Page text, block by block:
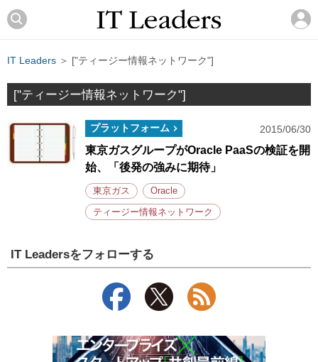
IT Leaders ＞ ["ティージー情報ネットワーク"]
["ティージー情報ネットワーク"]
プラットフォーム 2015/06/30
東京ガスグループがOracle PaaSの検証を開
始、「後発の強みに期待」
東京ガス Oracle
ティージー情報ネットワーク
IT Leadersをフォローする